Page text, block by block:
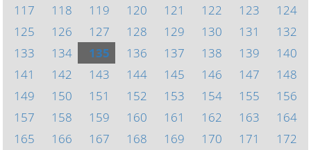
117
118 119 120 121 122 123
124
125
126 127 128 129 130 131
132
133
134 135 136 137 138 139
140
141
142 143 144 145 146 147
148
149
150 151 152 153 154 155
156
157
158 159 160 161 162 163
164
165
166 167 168 169 170 171
172